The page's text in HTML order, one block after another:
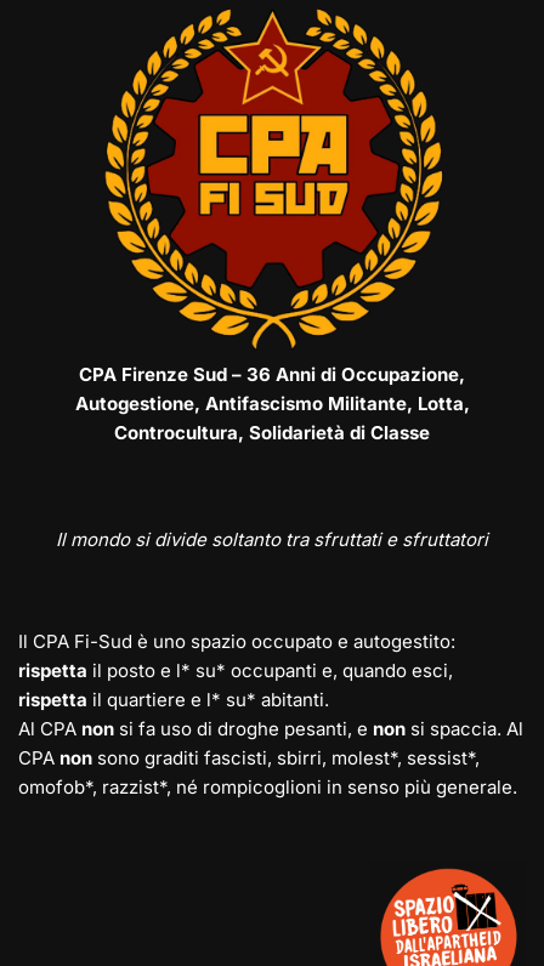
CPA Firenze Sud – 36 Anni di Occupazione,
Autogestione, Antifascismo Militante, Lotta,
Controcultura, Solidarietà di Classe
Il mondo si divide soltanto tra sfruttati e sfruttatori
Il CPA Fi-Sud è uno spazio occupato e autogestito:
rispetta il posto e l* su* occupanti e, quando esci,
rispetta il quartiere e l* su* abitanti.
Al CPA non si fa uso di droghe pesanti, e non si spaccia. Al
CPA non sono graditi fascisti, sbirri, molest*, sessist*,
omofob*, razzist*, né rompicoglioni in senso più generale.